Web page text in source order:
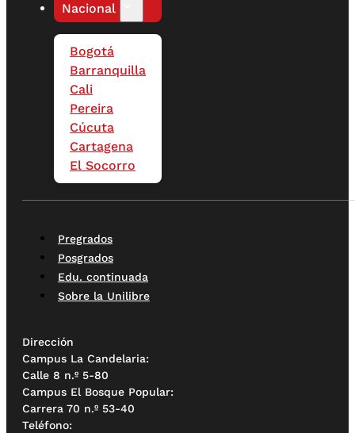
Nacional
Bogotá
Barranquilla
Cali
Pereira
Cúcuta
Cartagena
El Socorro
Pregrados
Posgrados
Edu. continuada
Sobre la Unilibre
Dirección
Campus La Candelaria:
Calle 8 n.º 5-80
Campus El Bosque Popular:
Carrera 70 n.º 53-40
Teléfono: